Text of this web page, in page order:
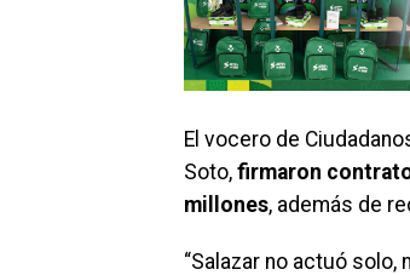
El vocero de
Soto, firmaron
millones, además de
“Salazar no actuó